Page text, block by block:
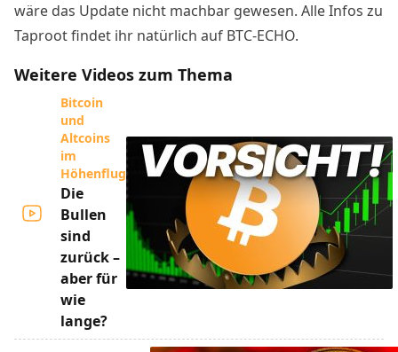
wäre das Update nicht machbar gewesen. Alle Infos zu
Taprootfindet ihr natürlich auf BTC-ECHO.
Weitere Videos zum Thema
Bitcoin
und
Altcoins
im
Höhenflug
Die
Bullen
sind
zurück –
aber für
wie
lange?